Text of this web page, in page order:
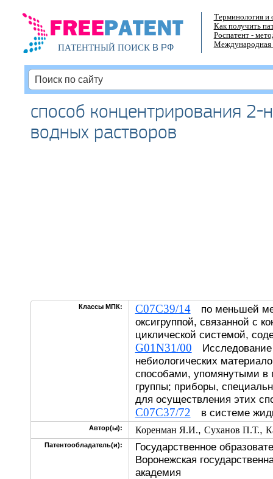
ПАТЕНТНЫЙ ПОИСКВ РФ
Терминология и
Как получить
Роспатент -
Международная
способ концентрирования 2-
водных растворов
Классы МПК: C07C39/14по меньшей
оксигруппой, связанной с
циклической системой,
G01N31/00 Исследование
небиологических
способами, упомянутыми в
группы; приборы,
для осуществления этих
C07C37/72 в системе
Автор(ы): Коренман Я.И., Суханов П.Т.,
Патентообладатель(и):
Государственное
Воронежская
академия